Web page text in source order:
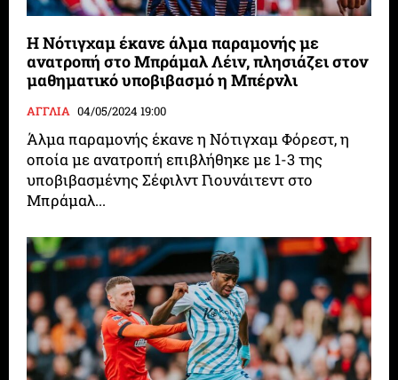
Η Νότιγχαμ έκανε άλμα παραμονής με
ανατροπή στο Μπράμαλ Λέιν, πλησιάζει στον
μαθηματικό υποβιβασμό η Μπέρνλι
ΑΓΓΛΙΑ 04/05/2024 19:00
Άλμα παραμονής έκανε η Νότιγχαμ Φόρεστ, η
οποία με ανατροπή επιβλήθηκε με 1-3 της
υποβιβασμένης Σέφιλντ Γιουνάιτεντ στο
Μπράμαλ...